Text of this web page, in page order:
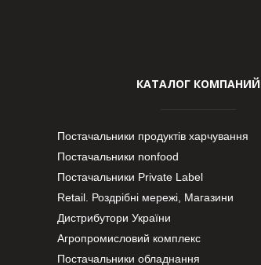
КАТАЛОГ КОМПАНИЙ
Постачальники продуктів харчування
Постачальники nonfood
Постачальники Private Label
Retail. Роздрібні мережі, Магазини
Дистрибутори України
Агропромисловий комплекс
Постачальники обладнання